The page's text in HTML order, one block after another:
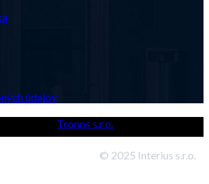
údajov
Tronos s.r.o.
© 2025 Interius s.r.o.